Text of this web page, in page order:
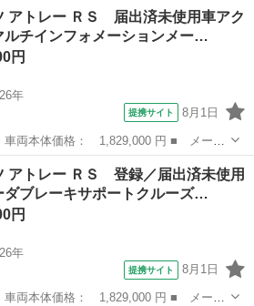
スマートクルーズ 禁煙車 記録簿 届
アトレー ＲＳ 届出済未使用車アク
ルチインフォメーションメー…
円
年
提携サイト 8月1日
： アトレー ■ グレード名： ＲＳ
ルチインフォメーションメーター両側電
アトレー ＲＳ 登録／届出済未使用
ブレーキサポートクルーズ…
円
年
提携サイト 8月1日